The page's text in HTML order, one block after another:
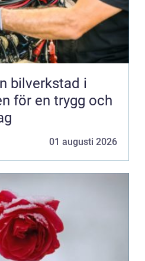
bilverkstad i
för en trygg och
01 augusti 2026